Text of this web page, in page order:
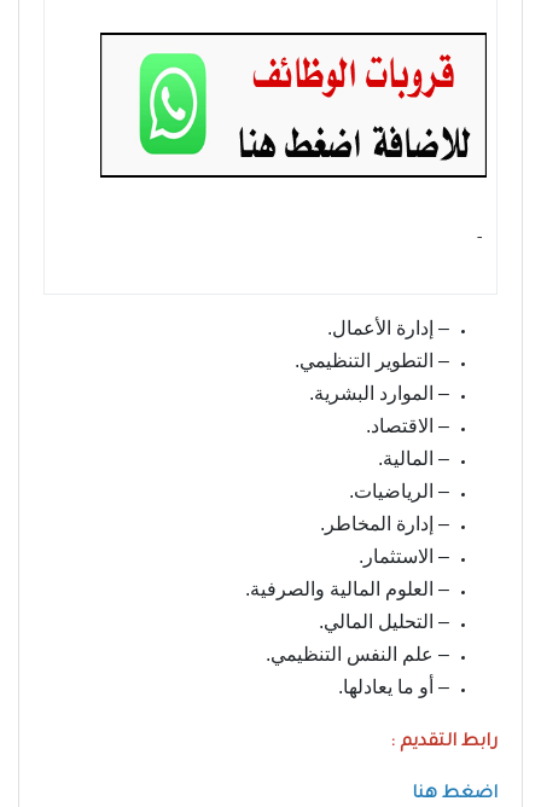
- ‏
– إدارة الأعمال.
– التطوير التنظيمي.
– الموارد البشرية.
– الاقتصاد.
– المالية.
– الرياضيات.
– إدارة المخاطر.
– الاستثمار.
– العلوم المالية والصرفية.
– التحليل المالي.
– علم النفس التنظيمي.
– أو ما يعادلها.
رابط التقديم :
اضغط هنا